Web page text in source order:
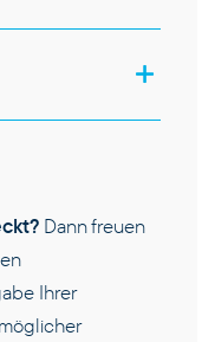
Dann freuen
Ihrer